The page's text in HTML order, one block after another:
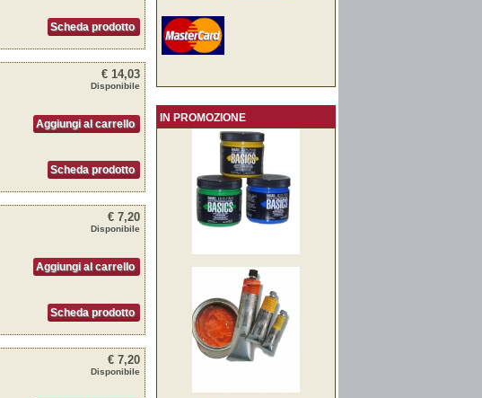
Scheda prodotto
€ 14,03
Disponibile
Aggiungi al carrello
Scheda prodotto
€ 7,20
Disponibile
Aggiungi al carrello
Scheda prodotto
€ 7,20
Disponibile
IN PROMOZIONE